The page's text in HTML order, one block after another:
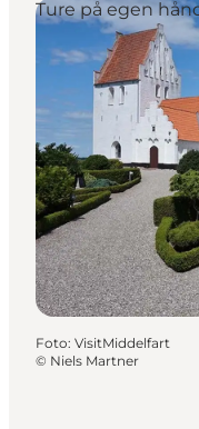
Oplevelser
Outdoor
Mad og
Overnatning
Book lokale
Ture på egen
Foto: VisitMiddelfart
© Niels Martner